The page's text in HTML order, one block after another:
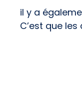
il y a
C’est que